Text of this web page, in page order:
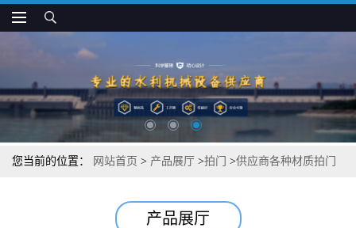
您当前的位置： 网站首页 > 产品展厅 >拍门 >供应商各种材质拍门
产品展厅